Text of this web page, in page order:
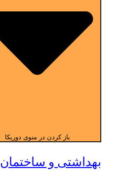
باز کردن در منوی دوریکا
بهداشتی و ساختمان